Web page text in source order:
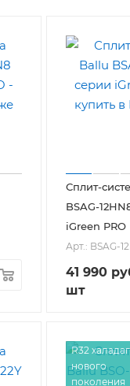
Сплит-
BSAG-
iGreen PRO
Арт.: BSAG-
41 990
шт
R32
нового
поколения